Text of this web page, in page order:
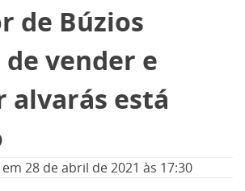
de Búzios
de vender e
alvarás está
28 de abril de 2021 às 17:30